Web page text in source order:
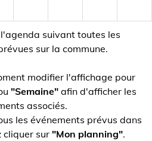
suivant toutes les
sur la commune.
modifier l'affichage pour
"Semaine" afin d'afficher les
associés.
les événements prévus dans
cliquer sur"Mon planning".